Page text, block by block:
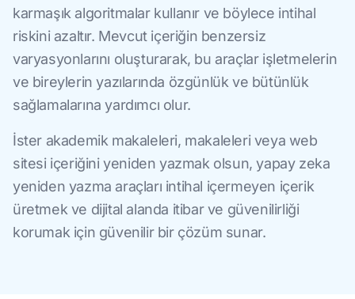
karmaşık algoritmalar kullanır ve böylece intihal
riskini azaltır. Mevcut içeriğin benzersiz
varyasyonlarını oluşturarak, bu araçlar işletmelerin
ve bireylerin yazılarında özgünlük ve bütünlük
sağlamalarına yardımcı olur.
İster akademik makaleleri, makaleleri veya web
sitesi içeriğini yeniden yazmak olsun, yapay zeka
yeniden yazma araçları intihal içermeyen içerik
üretmek ve dijital alanda itibar ve güvenilirliği
korumak için güvenilir bir çözüm sunar.